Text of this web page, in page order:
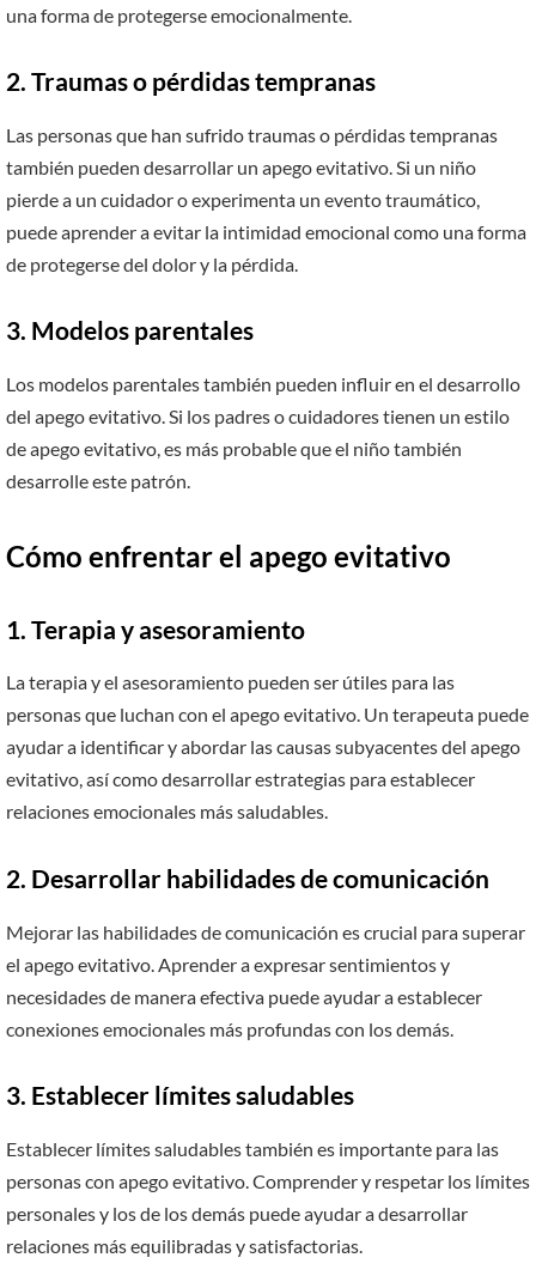
una forma de protegerse emocionalmente.
2. Traumas o pérdidas tempranas
Las personas que han sufrido traumas o pérdidas tempranas
también pueden desarrollar un apego evitativo. Si un niño
pierde a un cuidador o experimenta un evento traumático,
puede aprender a evitar la intimidad emocional como una forma
de protegerse del dolor y la pérdida.
3. Modelos parentales
Los modelos parentales también pueden influir en el desarrollo
del apego evitativo. Si los padres o cuidadores tienen un estilo
de apego evitativo, es más probable que el niño también
desarrolle este patrón.
Cómo enfrentar el apego evitativo
1. Terapia y asesoramiento
La terapia y el asesoramiento pueden ser útiles para las
personas que luchan con el apego evitativo. Un terapeuta puede
ayudar a identificar y abordar las causas subyacentes del apego
evitativo, así como desarrollar estrategias para establecer
relaciones emocionales más saludables.
2. Desarrollar habilidades de comunicación
Mejorar las habilidades de comunicación es crucial para superar
el apego evitativo. Aprender a expresar sentimientos y
necesidades de manera efectiva puede ayudar a establecer
conexiones emocionales más profundas con los demás.
3. Establecer límites saludables
Establecer límites saludables también es importante para las
personas con apego evitativo. Comprender y respetar los límites
personales y los de los demás puede ayudar a desarrollar
relaciones más equilibradas y satisfactorias.